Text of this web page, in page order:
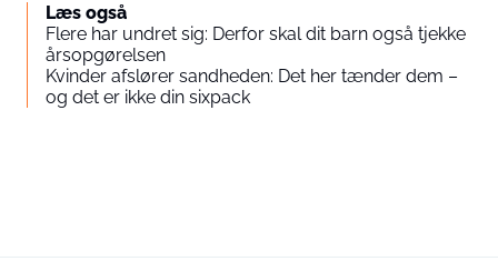
Læs også
Flere har undret sig: Derfor skal dit barn også tjekke
årsopgørelsen
Kvinder afslører sandheden: Det her tænder dem –
og det er ikke din sixpack